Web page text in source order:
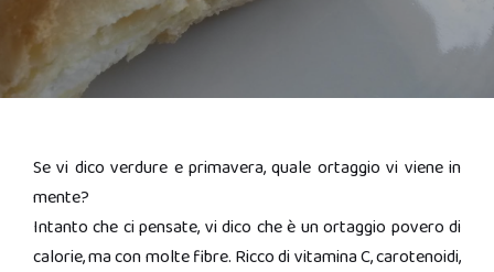
Se vi dico verdure e primavera, quale ortaggio vi viene in
mente?
Intanto che ci pensate, vi dico che è un ortaggio povero di
calorie, ma con molte fibre. Ricco di vitamina C, carotenoidi,